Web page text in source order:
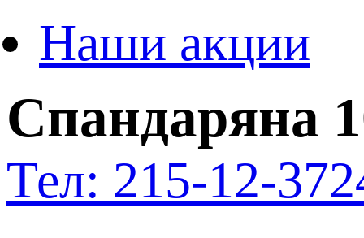
Наши акции
Спандаряна
Тел: 215-12-37